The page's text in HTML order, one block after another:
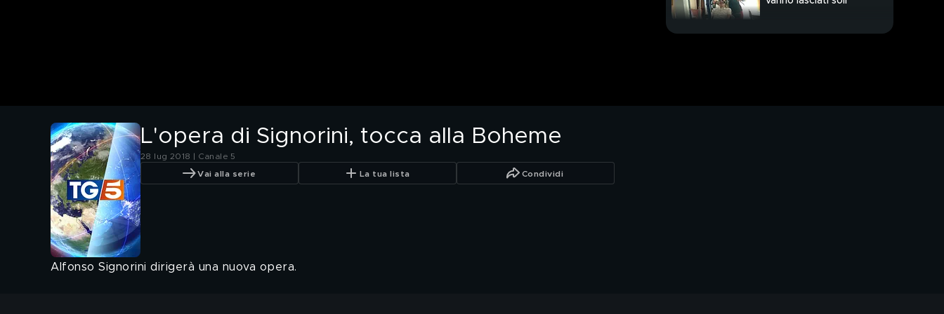
L'opera di Signorini, tocca alla Boheme
28 lug 2018 | Canale 5
Vai alla serie La tua lista Condividi
Alfonso Signorini dirigerà una nuova opera.